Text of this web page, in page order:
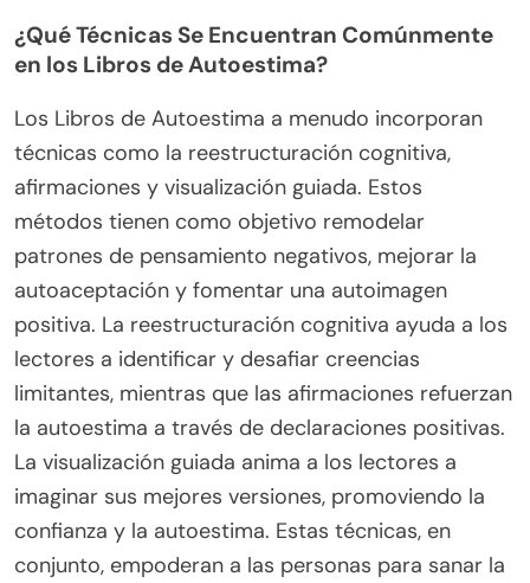
¿Qué Técnicas Se Encuentran Comúnmente
en los Libros de Autoestima?
Los Libros de Autoestima a menudo incorporan
técnicas como la reestructuración cognitiva,
afirmaciones y visualización guiada. Estos
métodos tienen como objetivo remodelar
patrones de pensamiento negativos, mejorar la
autoaceptación y fomentar una autoimagen
positiva. La reestructuración cognitiva ayuda a los
lectores a identificar y desafiar creencias
limitantes, mientras que las afirmaciones refuerzan
la autoestima a través de declaraciones positivas.
La visualización guiada anima a los lectores a
imaginar sus mejores versiones, promoviendo la
confianza y la autoestima. Estas técnicas, en
conjunto, empoderan a las personas para sanar la